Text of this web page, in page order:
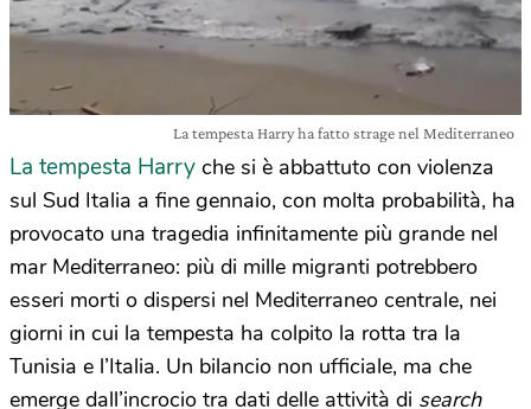
La tempesta Harry ha fatto strage nel Mediterraneo
La tempesta Harry che si è abbattuto con violenza
sul Sud Italia a fine gennaio, con molta probabilità, ha
provocato una tragedia infinitamente più grande nel
mar Mediterraneo: più di mille migranti potrebbero
esseri morti o dispersi nel Mediterraneo centrale, nei
giorni in cui la tempesta ha colpito la rotta tra la
Tunisia e l’Italia. Un bilancio non ufficiale, ma che
emerge dall’incrocio tra dati delle attività di search